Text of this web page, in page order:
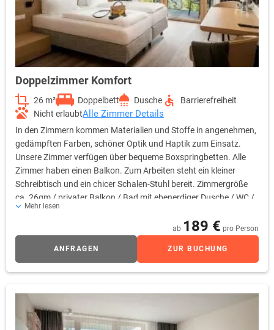
Doppelzimmer Komfort
26 m² Doppelbett Dusche
Barrierefreiheit
Nicht erlaubtAlle Zimmer Details
In den Zimmern kommen Materialien und Stoffe in angenehmen,
gedämpften Farben, schöner Optik und Haptik zum Einsatz.
Unsere Zimmer verfügen über bequeme Boxspringbetten. Alle
Zimmer haben einen Balkon. Zum Arbeiten steht ein kleiner
Schreibtisch und ein chicer Schalen-Stuhl bereit. Zimmergröße
ca. 26qm / privater Balkon / Bad mit ebenerdiger Dusche / WC /
Flachbild-TV / WLAN im ganzen Haus (ohne Gebühr) / Telefon /
Föhn / Safe / kleiner Kühlschrank / Tiefgarage (gegen Gebühr)
Mehr lesen
ab 189 € pro Person
ANFRAGEN ZUR BUCHUNG